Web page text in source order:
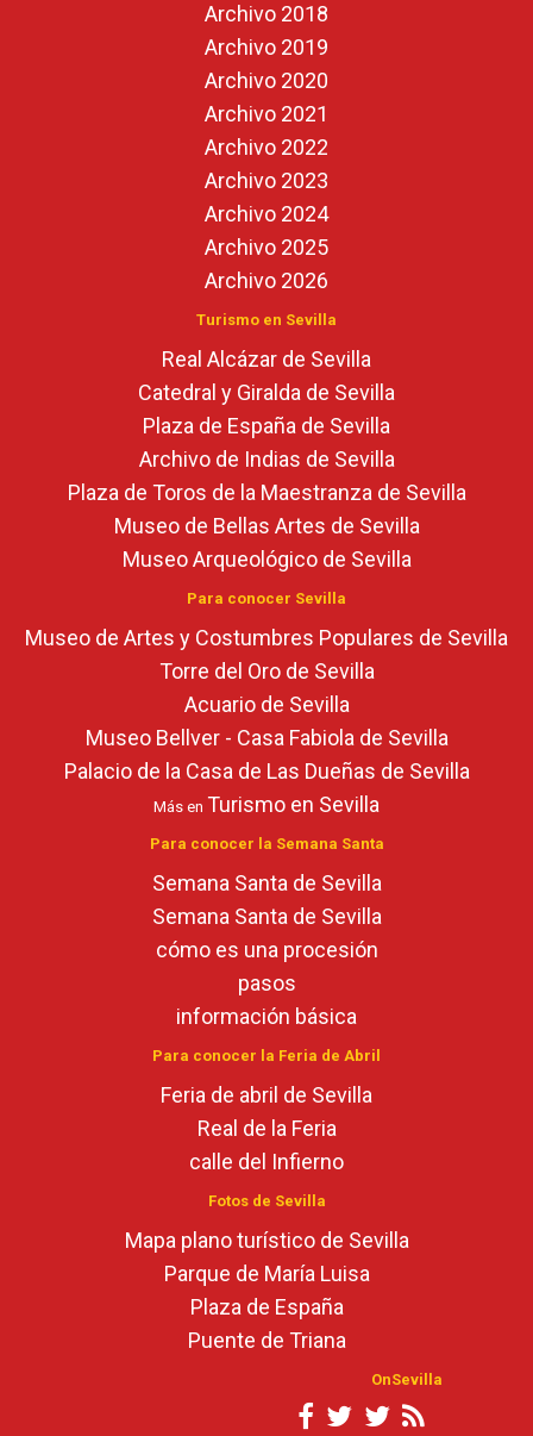
Archivo 2018
Archivo 2019
Archivo 2020
Archivo 2021
Archivo 2022
Archivo 2023
Archivo 2024
Archivo 2025
Archivo 2026
Turismo en Sevilla
Real Alcázar de Sevilla
Catedral y Giralda de Sevilla
Plaza de España de Sevilla
Archivo de Indias de Sevilla
Plaza de Toros de la Maestranza de Sevilla
Museo de Bellas Artes de Sevilla
Museo Arqueológico de Sevilla
Para conocer Sevilla
Museo de Artes y Costumbres Populares de Sevilla
Torre del Oro de Sevilla
Acuario de Sevilla
Museo Bellver - Casa Fabiola de Sevilla
Palacio de la Casa de Las Dueñas de Sevilla
Más en Turismo en Sevilla
Para conocer la Semana Santa
Semana Santa de Sevilla
Semana Santa de Sevilla
cómo es una procesión
pasos
información básica
Para conocer la Feria de Abril
Feria de abril de Sevilla
Real de la Feria
calle del Infierno
Fotos de Sevilla
Mapa plano turístico de Sevilla
Parque de María Luisa
Plaza de España
Puente de Triana
OnSevilla